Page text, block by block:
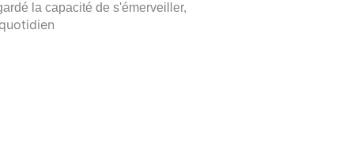
la capacité de s'émerveiller,